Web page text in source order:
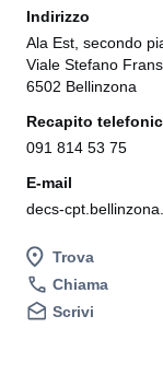
Trova
Chiama
Scrivi
Indirizzo
Ala Est, secondo
Viale Stefano
6502 Bellinzona
Recapito
091 814 53 75
E-mail
decs-